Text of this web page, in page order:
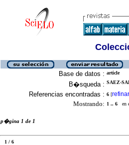
Base de datos : article
B�squeda : SAEZ-
Referencias encontradas : 6 [refinar
Mostrando: 1 .. 6 en
p�gina 1 de 1
1 / 6